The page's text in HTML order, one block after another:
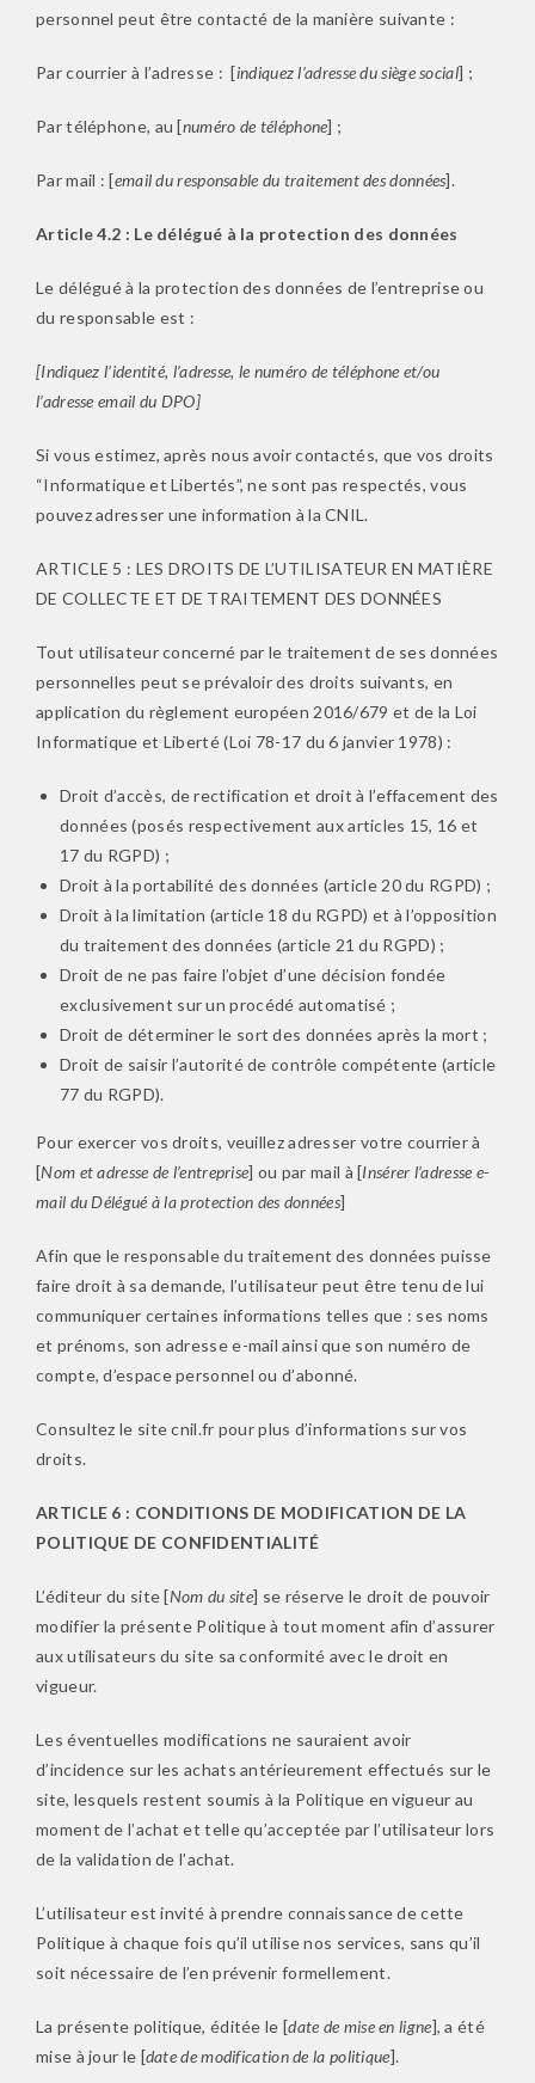
personnel peut être contacté de la manière suivante :
Par courrier à l’adresse : [indiquez l’adresse du siège social] ;
Par téléphone, au [numéro de téléphone] ;
Par mail : [email du responsable du traitement des données].
Article 4.2 : Le délégué à la protection des données
Le délégué à la protection des données de l’entreprise ou
du responsable est :
[Indiquez l’identité, l’adresse, le numéro de téléphone et/ou
l’adresse email du DPO]
Si vous estimez, après nous avoir contactés, que vos droits
“Informatique et Libertés”, ne sont pas respectés, vous
pouvez adresser une information à la CNIL.
ARTICLE 5 : LES DROITS DE L’UTILISATEUR EN MATIÈRE
DE COLLECTE ET DE TRAITEMENT DES DONNÉES
Tout utilisateur concerné par le traitement de ses données
personnelles peut se prévaloir des droits suivants, en
application du règlement européen 2016/679 et de la Loi
Informatique et Liberté (Loi 78-17 du 6 janvier 1978) :
Droit d’accès, de rectification et droit à l’effacement des
données (posés respectivement aux articles 15, 16 et
17 du RGPD) ;
Droit à la portabilité des données (article 20 du RGPD) ;
Droit à la limitation (article 18 du RGPD) et à l’opposition
du traitement des données (article 21 du RGPD) ;
Droit de ne pas faire l’objet d’une décision fondée
exclusivement sur un procédé automatisé ;
Droit de déterminer le sort des données après la mort ;
Droit de saisir l’autorité de contrôle compétente (article
77 du RGPD).
Pour exercer vos droits, veuillez adresser votre courrier à
[Nom et adresse de l’entreprise] ou par mail à [Insérer l’adresse e-
mail du Délégué à la protection des données]
Afin que le responsable du traitement des données puisse
faire droit à sa demande, l’utilisateur peut être tenu de lui
communiquer certaines informations telles que : ses noms
et prénoms, son adresse e-mail ainsi que son numéro de
compte, d’espace personnel ou d’abonné.
Consultez le site cnil.fr pour plus d’informations sur vos
droits.
ARTICLE 6 : CONDITIONS DE MODIFICATION DE LA
POLITIQUE DE CONFIDENTIALITÉ
L’éditeur du site [Nom du site] se réserve le droit de pouvoir
modifier la présente Politique à tout moment afin d’assurer
aux utilisateurs du site sa conformité avec le droit en
vigueur.
Les éventuelles modifications ne sauraient avoir
d’incidence sur les achats antérieurement effectués sur le
site, lesquels restent soumis à la Politique en vigueur au
moment de l’achat et telle qu’acceptée par l’utilisateur lors
de la validation de l’achat.
L’utilisateur est invité à prendre connaissance de cette
Politique à chaque fois qu’il utilise nos services, sans qu’il
soit nécessaire de l’en prévenir formellement.
La présente politique, éditée le [date de mise en ligne], a été
mise à jour le [date de modification de la politique].